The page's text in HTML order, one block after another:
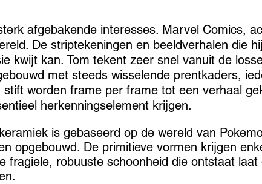
afgebakende interesses. Marvel Comics,
De striptekeningen en beeldverhalen die
kwijt kan. Tom tekent zeer snel vanuit de
met steeds wisselende prentkaders,
stift worden frame per frame tot een verhaal
herkenningselement krijgen.
is gebaseerd op de wereld van
opgebouwd. De primitieve vormen krijgen
fragiele, robuuste schoonheid die ontstaat